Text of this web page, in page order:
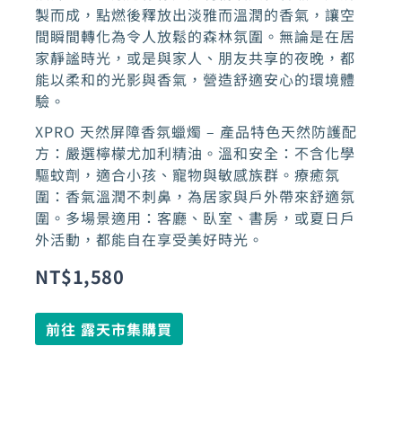
製而成，點燃後釋放出淡雅而溫潤的香氣，讓空
間瞬間轉化為令人放鬆的森林氛圍。無論是在居
家靜謐時光，或是與家人、朋友共享的夜晚，都
能以柔和的光影與香氣，營造舒適安心的環境體
驗。
XPRO 天然屏障香氛蠟燭 – 產品特色天然防護配
方：嚴選檸檬尤加利精油。溫和安全：不含化學
驅蚊劑，適合小孩、寵物與敏感族群。療癒氛
圍：香氣溫潤不刺鼻，為居家與戶外帶來舒適氛
圍。多場景適用：客廳、臥室、書房，或夏日戶
外活動，都能自在享受美好時光。
NT$1,580
前往 露天市集購買